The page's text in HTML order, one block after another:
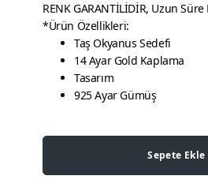
RENK GARANTİLİDİR, Uzun Süre
*Ürün Özellikleri:
Taş Okyanus Sedefi
14 Ayar Gold Kaplama
Tasarım
925 Ayar Gümüş
Sepete Ekle